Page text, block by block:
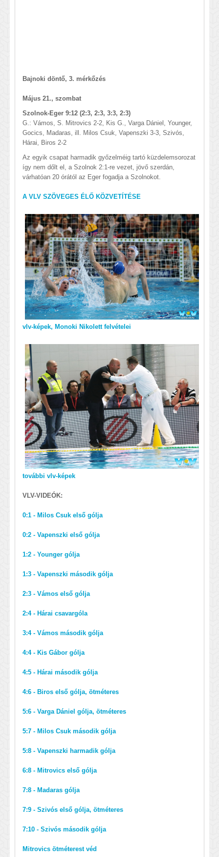
Bajnoki döntő, 3. mérkőzés
Május 21., szombat
Szolnok-Eger 9:12 (2:3, 2:3, 3:3, 2:3)
G.: Vámos, S. Mitrovics 2-2, Kis G., Varga Dániel, Younger,
Gocics, Madaras, ill. Milos Csuk, Vapenszki 3-3, Szivós,
Hárai, Biros 2-2
Az egyik csapat harmadik győzelméig tartó küzdelemsorozat
így nem dőlt el, a Szolnok 2:1-re vezet, jövő szerdán,
várhatóan 20 órától az Eger fogadja a Szolnokot.
A VLV SZÖVEGES ÉLŐ KÖZVETÍTÉSE
vlv-képek, Monoki Nikolett felvételei
további vlv-képek
VLV-VIDEÓK:
0:1 - Milos Csuk első gólja
0:2 - Vapenszki első gólja
1:2 - Younger gólja
1:3 - Vapenszki második gólja
2:3 - Vámos első gólja
2:4 - Hárai csavargóla
3:4 - Vámos második gólja
4:4 - Kis Gábor gólja
4:5 - Hárai második gólja
4:6 - Biros első gólja, ötméteres
5:6 - Varga Dániel gólja, ötméteres
5:7 - Milos Csuk második gólja
5:8 - Vapenszki harmadik gólja
6:8 - Mitrovics első gólja
7:8 - Madaras gólja
7:9 - Szivós első gólja, ötméteres
7:10 - Szivós második gólja
Mitrovics ötméterest véd